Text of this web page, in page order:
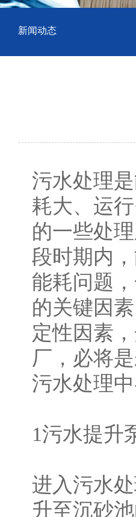
新闻动态
污水处理
耗大、运
的一些处
段时期内
能耗问题
的关键因
定性因素
厂，必将
污水处理
1污水提升
进入污水
升至沉砂